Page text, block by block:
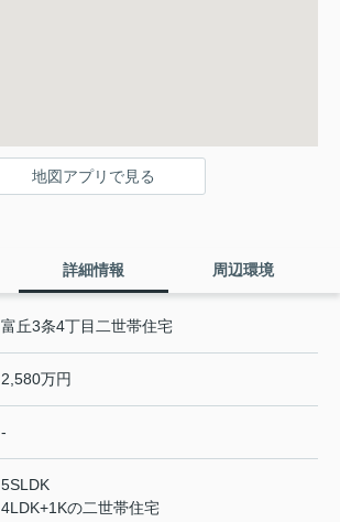
地図アプリで見る
詳細情報 周辺環境
富丘3条4丁目二世帯住宅
2,580万円
-
5SLDK
4LDK+1Kの二世帯住宅